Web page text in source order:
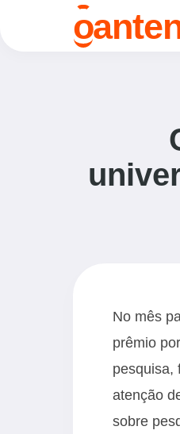
o
No mês
prêmio
pesquisa,
atenção
sobre